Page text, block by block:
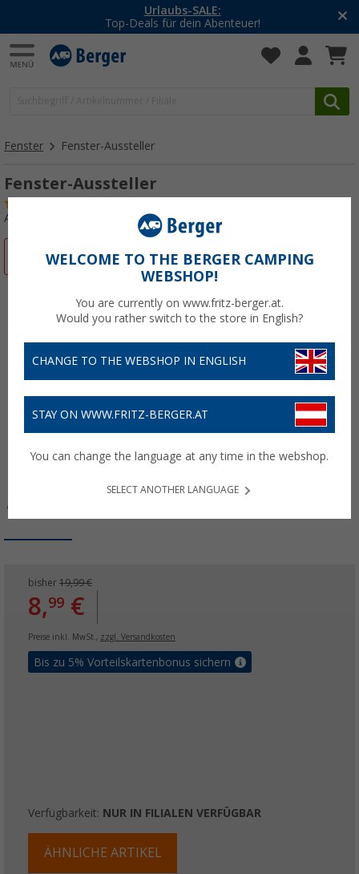
Urlaubs-SALE:
Top-Deals für dein Abenteuer!
Fenster Fenster-Aussteller
Fenster-Aussteller
Art.-Nr.: 173790
bisher 19,99 €
8,99 €
Preise inkl. MwSt., zzgl. Versandkosten
Bis zu 5% Vorteilskartenbonus sichern
Verfügbarkeit: NUR IN FILIALEN VERFÜGBAR
ÄHNLICHE ARTIKEL
WELCOME TO THE BERGER CAMPING
WEBSHOP!
You are currently on www.fritz-berger.at.
Would you rather switch to the store in English?
CHANGE TO THE WEBSHOP IN ENGLISH
STAY ON WWW.FRITZ-BERGER.AT
You can change the language at any time in the webshop.
SELECT ANOTHER LANGUAGE